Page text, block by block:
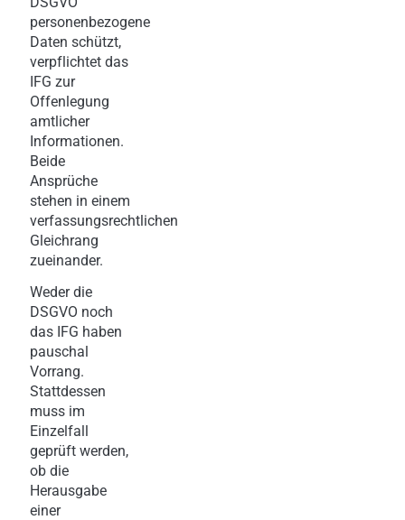
personenbezogene
Daten schützt,
verpflichtet das
IFG zur
Offenlegung
amtlicher
Informationen.
Beide
Ansprüche
stehen in einem
verfassungsrechtlichen
Gleichrang
zueinander.
Weder die
DSGVO noch
das IFG haben
pauschal
Vorrang.
Stattdessen
muss im
Einzelfall
geprüft werden,
ob die
Herausgabe
einer